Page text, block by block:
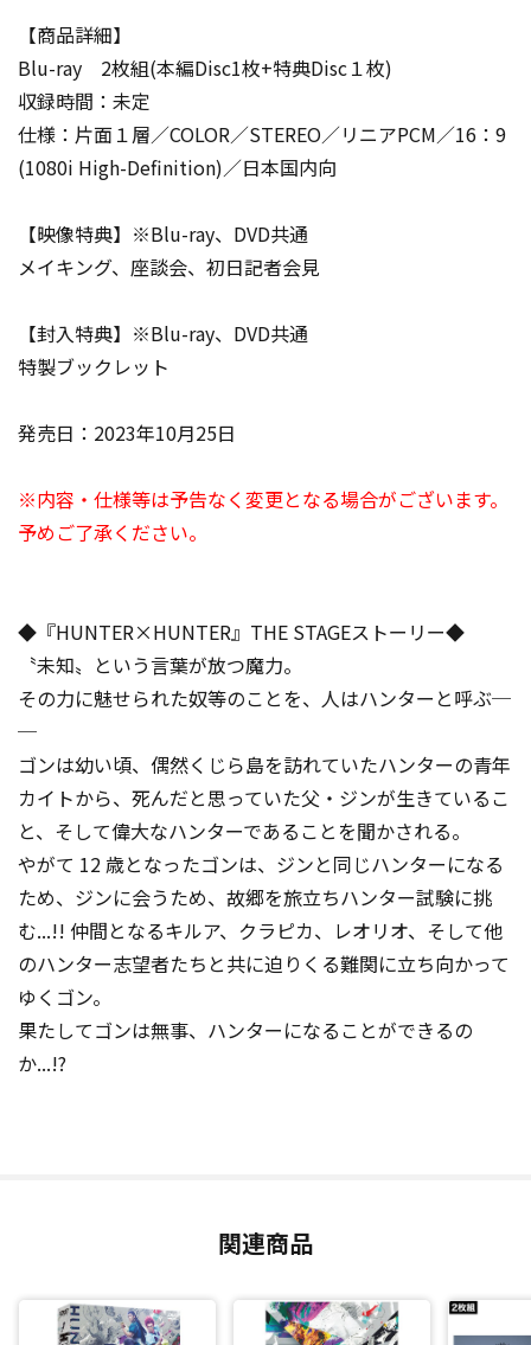
【商品詳細】
Blu-ray 2枚組(本編Disc1枚+特典Disc１枚)
収録時間：未定
仕様：片面１層／COLOR／STEREO／リニアPCM／16：9
(1080i High-Definition)／日本国内向
【映像特典】※Blu-ray、DVD共通
メイキング、座談会、初日記者会見
【封入特典】※Blu-ray、DVD共通
特製ブックレット
発売日：2023年10月25日
※内容・仕様等は予告なく変更となる場合がございます。
予めご了承ください。
◆『HUNTER×HUNTER』THE STAGEストーリー◆
〝未知〟という言葉が放つ魔力。
その力に魅せられた奴等のことを、人はハンターと呼ぶ─
─
ゴンは幼い頃、偶然くじら島を訪れていたハンターの青年
カイトから、死んだと思っていた父・ジンが生きているこ
と、そして偉大なハンターであることを聞かされる。
やがて 12 歳となったゴンは、ジンと同じハンターになる
ため、ジンに会うため、故郷を旅立ちハンター試験に挑
む...!! 仲間となるキルア、クラピカ、レオリオ、そして他
のハンター志望者たちと共に迫りくる難関に立ち向かって
ゆくゴン。
果たしてゴンは無事、ハンターになることができるの
か...!?
関連商品